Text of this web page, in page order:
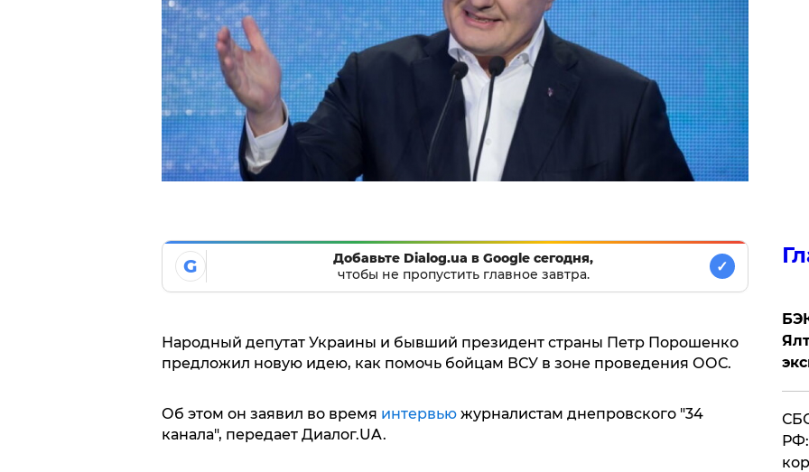
G
Добавьте Dialog.ua в Google сегодня,
чтобы не пропустить главное завтра.
✓
Народный депутат Украины и бывший президент страны Петр Порошенко
предложил новую идею, как помочь бойцам ВСУ в зоне проведения ООС.
Об этом он заявил во время интервьюжурналистам днепровского "34
канала", передает Диалог.UA.